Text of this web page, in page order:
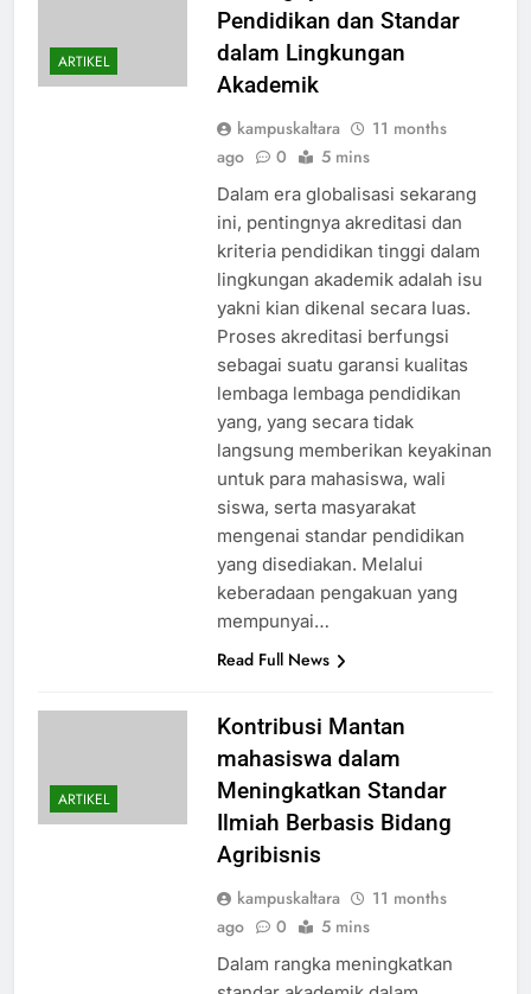
ARTIKEL
Pendidikan dan Standar
dalam Lingkungan
Akademik
kampuskaltara
11 months
ago
0 5 mins
Dalam era globalisasi sekarang
ini, pentingnya akreditasi dan
kriteria pendidikan tinggi dalam
lingkungan akademik adalah isu
yakni kian dikenal secara luas.
Proses akreditasi berfungsi
sebagai suatu garansi kualitas
lembaga lembaga pendidikan
yang, yang secara tidak
langsung memberikan keyakinan
untuk para mahasiswa, wali
siswa, serta masyarakat
mengenai standar pendidikan
yang disediakan. Melalui
keberadaan pengakuan yang
mempunyai…
Read Full News
ARTIKEL
Kontribusi Mantan
mahasiswa dalam
Meningkatkan Standar
Ilmiah Berbasis Bidang
Agribisnis
kampuskaltara
11 months
ago
0 5 mins
Dalam rangka meningkatkan